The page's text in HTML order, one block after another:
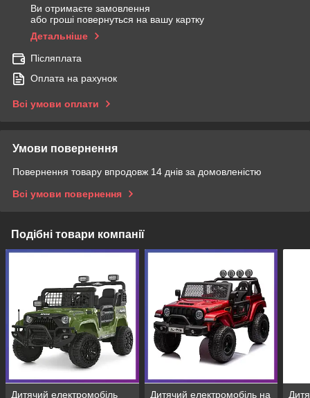
Ви отримаєте замовлення
або гроші повернуться на вашу картку
Детальніше
Післяплата
Оплата на рахунок
Всі умови оплати
Умови повернення
Повернення товару впродовж 14 днів за домовленістю
Всі умови повернення
Подібні товари компанії
Дитячий електромобіль
Дитячий електромобіль на